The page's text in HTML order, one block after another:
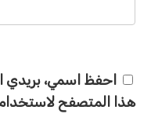
احفظ اسمي، بريدي
هذا المتصفح